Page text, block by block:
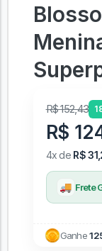
R$ 152,43
R$
4x de R$
🚚 Frete
Ganhe